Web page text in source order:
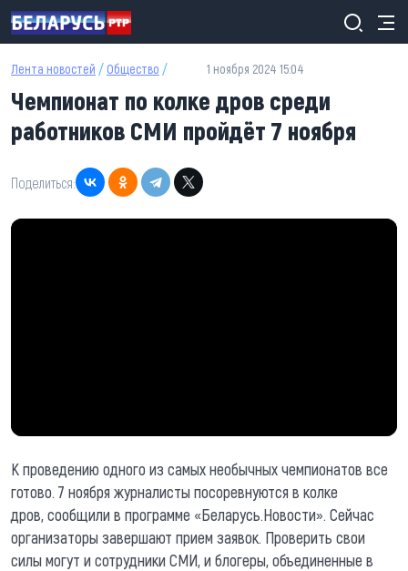
Перейти к основному содержанию
Лента новостей / Общество / 1 ноября 2024 15:04
Чемпионат по колке дров среди
работников СМИ пройдёт 7 ноября
Поделиться:
К проведению одного из самых необычных чемпионатов все
готово. 7 ноября журналисты посоревнуются в колке
дров, сообщили в программе «Беларусь.Новости». Сейчас
организаторы завершают прием заявок. Проверить свои
силы могут и сотрудники СМИ, и блогеры, объединенные в